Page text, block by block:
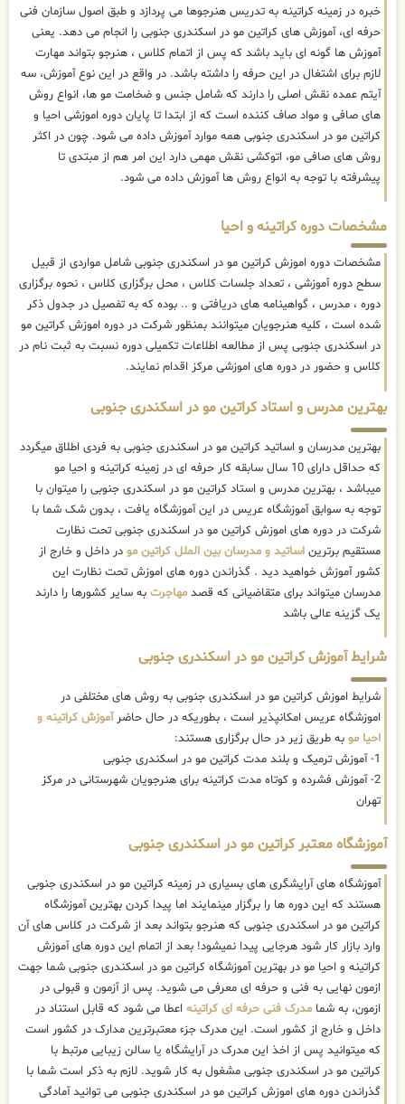
خبره در زمینه کراتینه به تدریس هنرجوها می پردازد و طبق اصول سازمان فنی
حرفه ای، آموزش های کراتین مو در اسکندری جنوبی را انجام می دهد. یعنی
آموزش ها گونه ای باید باشد که پس از اتمام کلاس ، هنرجو بتواند مهارت
لازم برای اشتغال در این حرفه را داشته باشد. در واقع در این نوع آموزش، سه
آیتم عمده نقش اصلی را دارند که شامل جنس و ضخامت مو ها، انواع روش
های صافی و مواد صاف کننده است که از ابتدا تا پایان دوره اموزشی احیا و
کراتین مو در اسکندری جنوبی همه موارد آموزش داده می شود. چون در اکثر
روش های صافی مو، اتوکشی نقش مهمی دارد این امر هم از مبتدی تا
پیشرفته با توجه به انواع روش ها آموزش داده می شود.
مشخصات دوره کراتینه و احیا
مشخصات دوره اموزش کراتین مو در اسکندری جنوبی شامل مواردی از قبیل
سطح دوره آموزشی ، تعداد جلسات کلاس ، محل برگزاری کلاس ، نحوه برگزاری
دوره ، مدرس ، گواهینامه های دریافتی و .. بوده که به تفصیل در جدول ذکر
شده است ، کلیه هنرجویان میتوانند بمنظور شرکت در دوره اموزش کراتین مو
در اسکندری جنوبی پس از مطالعه اطلاعات تکمیلی دوره نسبت به ثبت نام در
کلاس و حضور در دوره های اموزشی مرکز اقدام نمایند.
بهترین مدرس و استاد کراتین مو در اسکندری جنوبی
بهترین مدرسان و اساتید کراتین مو در اسکندری جنوبی به فردی اطلاق میگردد
که حداقل دارای 10 سال سابقه کار حرفه ای در زمینه کراتینه و احیا مو
میباشد ، بهترین مدرس و استاد کراتین مو در اسکندری جنوبی را میتوان با
توجه به سوابق آموزشگاه عریس در این آموزشگاه یافت ، بدون شک شما با
شرکت در دوره های اموزش کراتین مو در اسکندری جنوبی تحت نظارت
مستقیم برترین اساتید و مدرسان بین الملل کراتین مو در داخل و خارج از
کشور آموزش خواهید دید . گذراندن دوره های اموزش تحت نظارت این
مدرسان میتواند برای متقاضیانی که قصد مهاجرت به سایر کشورها را دارند
یک گزینه عالی باشد
شرایط آموزش کراتین مو در اسکندری جنوبی
شرایط اموزش کراتین مو در اسکندری جنوبی به روش های مختلفی در
اموزشگاه عریس امکانپذیر است ، بطوریکه در حال حاضرآموزش کراتینه و
احیا مو به طریق زیر در حال برگزاری هستند:
1- آموزش ترمیک و بلند مدت کراتین مو در اسکندری جنوبی
2- آموزش فشرده و کوتاه مدت کراتینه برای هنرجویان شهرستانی در مرکز
تهران
آموزشگاه معتبر کراتین مو در اسکندری جنوبی
آموزشگاه های آرایشگری های بسیاری در زمینه کراتین مو در اسکندری جنوبی
هستند که این دوره ها را برگزار مینمایند اما پیدا کردن بهترین آموزشگاه
کراتین مو در اسکندری جنوبی که هنرجو بتواند بعد از شرکت در کلاس های آن
وارد بازار کار شود هرجایی پیدا نمیشود! بعد از اتمام این دوره های آموزش
کراتینه و احیا مو در بهترین آموزشگاه کراتین مو در اسکندری جنوبی شما جهت
ازمون نهایی به فنی و حرفه ای معرفی می شوید. پس از آزمون و قبولی در
ازمون، به شما مدرک فنی حرفه ای کراتینه اعطا می شود که قابل استناد در
داخل و خارج از کشور است. این مدرک جزء معتبرترین مدارک در کشور است
که میتوانید پس از اخذ این مدرک در آرایشگاه یا سالن زیبایی مرتبط با
کراتین مو در اسکندری جنوبی مشغول به کار شوید. لازم به ذکر است شما با
گذراندن دوره های اموزش کراتین مو در اسکندری جنوبی می توانید آمادگی